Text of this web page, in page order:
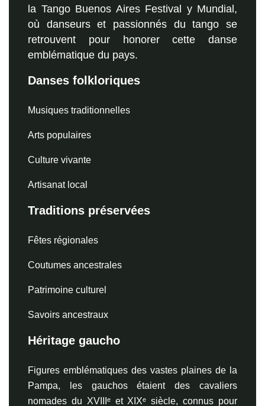
la Tango Buenos Aires Festival y Mundial,
où danseurs et passionnés du tango se
retrouvent pour honorer cette danse
emblématique du pays.
Danses folkloriques
Musiques traditionnelles
Arts populaires
Culture vivante
Artisanat local
Traditions préservées
Fêtes régionales
Coutumes ancestrales
Patrimoine culturel
Savoirs ancestraux
Héritage gaucho
Figures emblématiques des vastes plaines de la
Pampa, les gauchos étaient des cavaliers
nomades du XVIIIᵉ et XIXᵉ siècle, connus pour